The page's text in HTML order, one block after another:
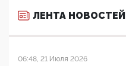
ЛЕНТА НОВОСТЕЙ
06:48, 21 Июля 2026